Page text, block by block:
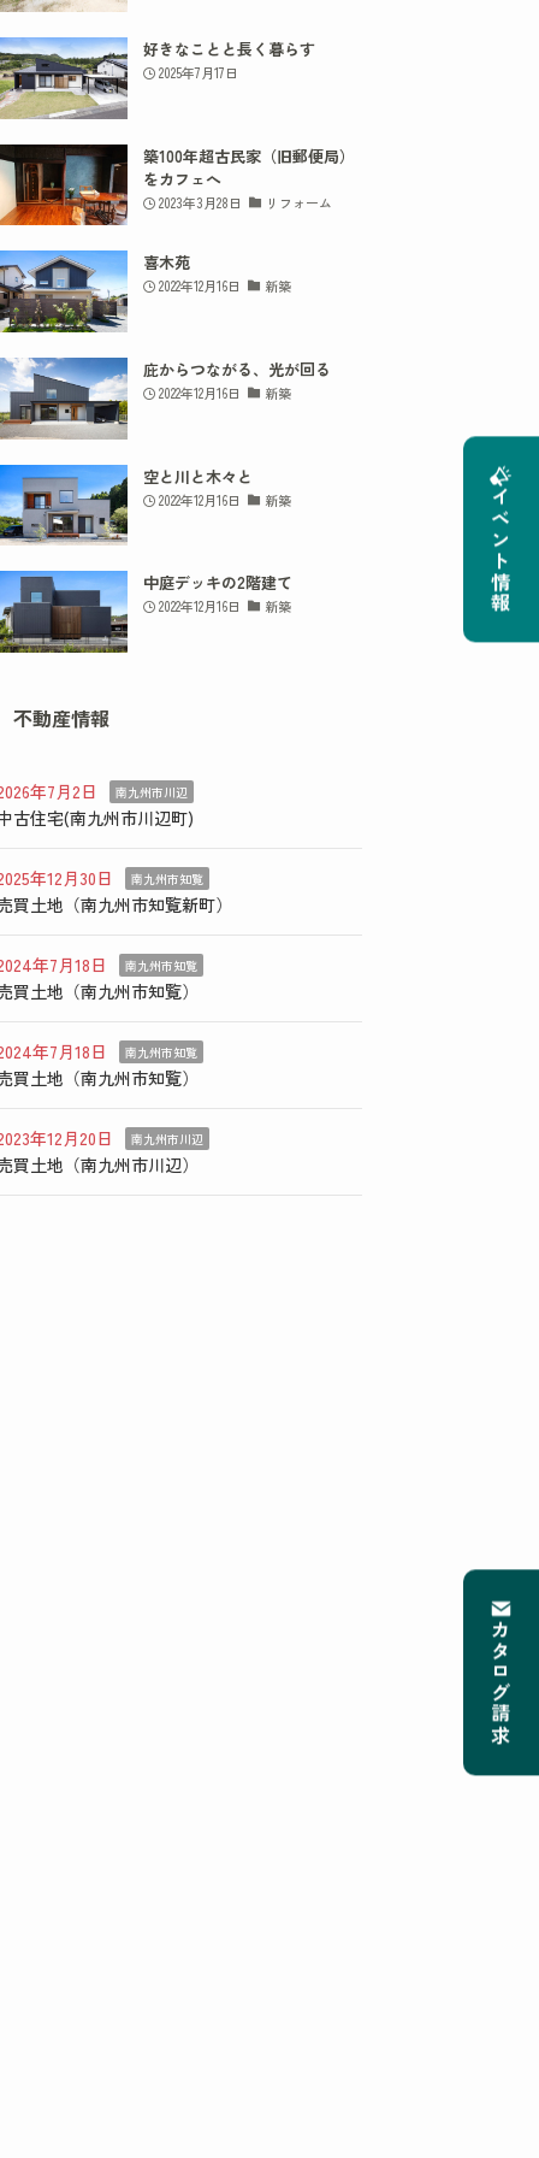
好きなことと長く暮らす
2025年7月17日
築100年超古民家（旧郵便局）
をカフェへ
2023年3月28日 リフォーム
喜木苑
2022年12月16日 新築
庇からつながる、光が回る
2022年12月16日 新築
空と川と木々と
2022年12月16日 新築
中庭デッキの2階建て
2022年12月16日 新築
不動産情報
年7月2日 南九州市川辺
古住宅(南九州市川辺町)
年12月30日 南九州市知覧
買土地（南九州市知覧新町）
年7月18日 南九州市知覧
買土地（南九州市知覧）
年7月18日 南九州市知覧
買土地（南九州市知覧）
年12月20日 南九州市川辺
買土地（南九州市川辺）
イベント情報
カタログ請求